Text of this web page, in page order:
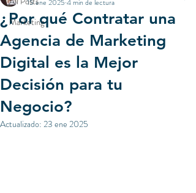
Marketing
¿Por qué Contratar una
Agencia de Marketing
Digital es la Mejor
Decisión para tu
Negocio?
15 ene 2025 4 min de lectura
Actualizado: 23 ene 2025